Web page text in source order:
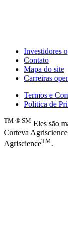
Investidores
Contato
Mapa do site
Carreiras
Termos e
Politica de
TM ® SM Eles são
Corteva
AgriscienceTM.